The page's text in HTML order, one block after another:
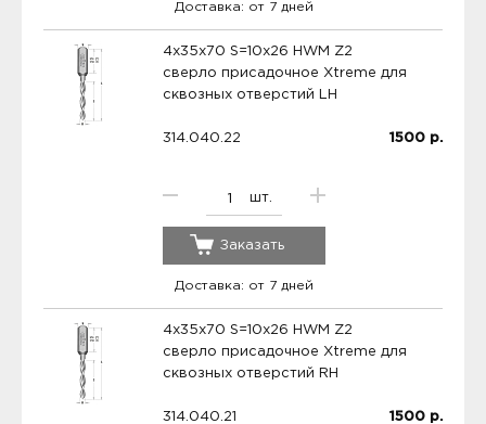
Доставка: от 7 дней
4x35x70 S=10x26 HWM Z2
сверло присадочное Xtreme для
сквозных отверстий LH
314.040.22
шт.
1500 р.
Заказать
Доставка: от 7 дней
4x35x70 S=10x26 HWM Z2
сверло присадочное Xtreme для
сквозных отверстий RH
314.040.21 1500 р.